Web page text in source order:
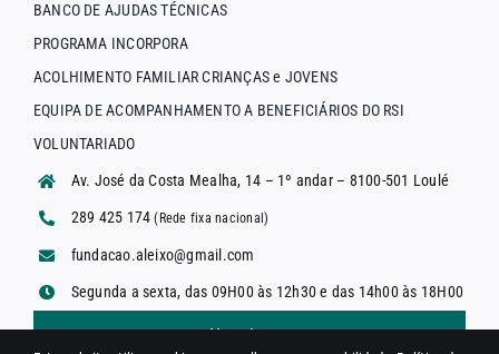
BANCO DE AJUDAS TÉCNICAS
PROGRAMA INCORPORA
ACOLHIMENTO FAMILIAR CRIANÇAS e JOVENS
EQUIPA DE ACOMPANHAMENTO A BENEFICIÁRIOS DO RSI
VOLUNTARIADO
Av. José da Costa Mealha, 14 – 1º andar – 8100-501 Loulé
289 425 174(Rede fixa nacional)
fundacao.aleixo@gmail.com
Segunda a sexta, das 09H00 às 12h30 e das 14h00 às 18H00
Newsletter